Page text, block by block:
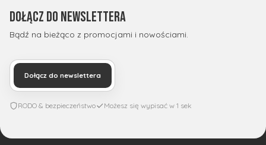
Dołącz do newslettera
Bądź na bieżąco z promocjami i nowościami.
Dołącz do newslettera
RODO & bezpieczeństwo Możesz się wypisać w 1 sek